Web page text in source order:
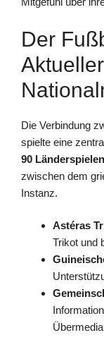
Der
Die Verbindung
spielte eine
90 Länderspielen
zwischen dem
Instanz.
Astéras
Trikot und